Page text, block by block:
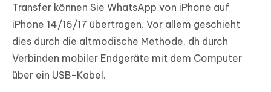
Transfer können Sie WhatsApp von iPhone auf
iPhone 14/16/17 übertragen. Vor allem geschieht
dies durch die altmodische Methode, dh durch
Verbinden mobiler Endgeräte mit dem Computer
über ein USB-Kabel.